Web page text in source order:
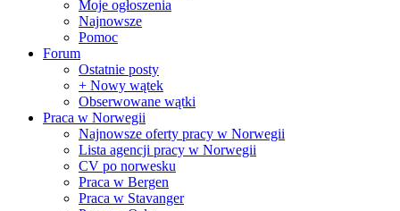
Moje ogłoszenia
Najnowsze
Pomoc
Forum
Ostatnie posty
+ Nowy wątek
Obserwowane wątki
Praca w Norwegii
Najnowsze oferty pracy w Norwegii
Lista agencji pracy w Norwegii
CV po norwesku
Praca w Bergen
Praca w Stavanger